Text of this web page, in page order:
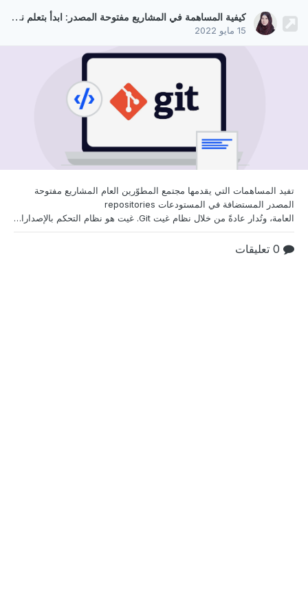
كيفية المساهمة في المشاريع مفتوحة المصدر: ابدأ بتعلم نظام Git
15 مايو 2022
تفيد المساهمات التي يقدمها مجتمع المطوّرين العام المشاريع مفتوحة
المصدر المستضافة في المستودعات repositories
العامة، وتُدار عادةً من خلال نظام غيت Git. غيت هو نظام التحكم بالإصدارات الموزع، وهو يساعد كلًا من الأفراد والفرق على المساهمة في المشاريع البرمجية مفتوحة المصدر وتنقيحها، ويُعد نظام غيت بحد ذاته نموذجًا عن المشاريع مفتوحة المصدر؛ فهو متاحٌ للتنزيل والاستخدام مجانًا. سنناقش في هذا الدرس التعليمي فوائد المساهمة في المشاريع مفتوحة المصدر، ونتحدث عن طريقة تثبيت نظام غيت وإعداده لتت